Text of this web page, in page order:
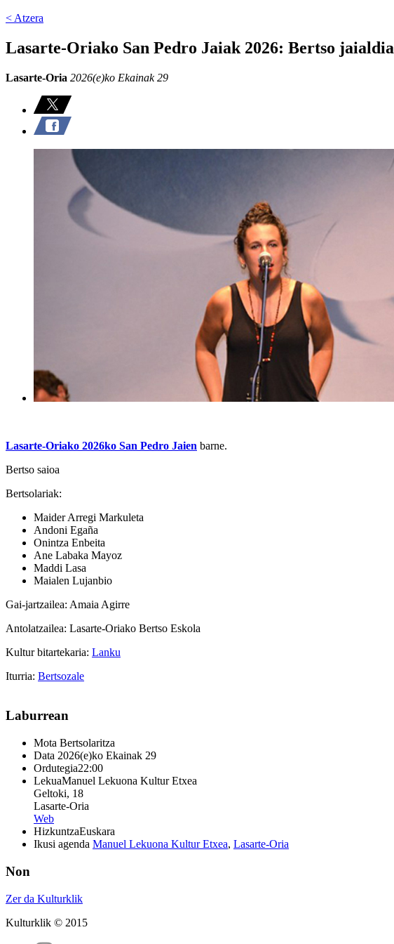
< Atzera
Lasarte-Oriako San Pedro Jaiak 2026: Bertso jaialdia
Lasarte-Oria 2026(e)ko Ekainak 29
Lasarte-Oriako 2026ko San Pedro Jaien barne.
Bertso saioa
Bertsolariak:
Maider Arregi Markuleta
Andoni Egaña
Onintza Enbeita
Ane Labaka Mayoz
Maddi Lasa
Maialen Lujanbio
Gai-jartzailea: Amaia Agirre
Antolatzailea: Lasarte-Oriako Bertso Eskola
Kultur bitartekaria: Lanku
Iturria: Bertsozale
Laburrean
Mota Bertsolaritza
Data 2026(e)ko Ekainak 29
Ordutegia22:00
LekuaManuel Lekuona Kultur Etxea
Geltoki, 18
Lasarte-Oria
Web
HizkuntzaEuskara
Ikusi agenda Manuel Lekuona Kultur Etxea, Lasarte-Oria
Non
Zer da Kulturklik
Kulturklik © 2015